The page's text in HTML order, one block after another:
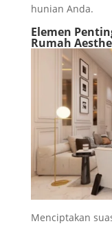
hunian Anda.
Elemen
Rumah
Menciptakan